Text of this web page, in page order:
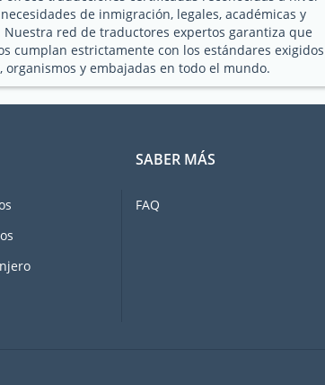
de inmigración, legales, académicas y
Nuestra red de traductores expertos garantiza que
cumplan estrictamente con los estándares exigidos
organismos y embajadas en todo el mundo.
SABER MÁS
FAQ